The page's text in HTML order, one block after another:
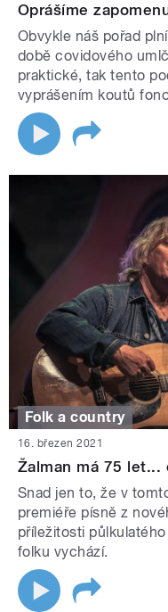
Oprášíme
Obvykle náš pořad
době covidového
praktické, tak tento
vyprášením koutů
Folk a country
16. březen 2021
Žalman má 75 let...
Snad jen to, že v
premiéře písně z
příležitosti
folku vychází.